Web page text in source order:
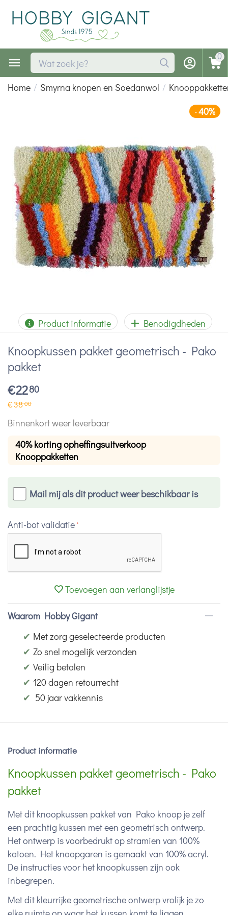
0
Home / Smyrna knopen en Soedanwol /
-40%
Product informatie Benodigdheden
Knoopkussen pakket geometrisch - Pako
pakket
€2280
€3800
Binnenkort weer leverbaar
40% korting opheffingsuitverkoop
Knooppakketten
Mail mij als dit product weer beschikbaar is
Anti-bot validatie
Toevoegen aan verlanglijstje
Waarom Hobby Gigant
✔ Met zorg geselecteerde producten
✔ Zo snel mogelijk verzonden
✔ Veilig betalen
✔ 120 dagen retourrecht
✔ 50 jaar vakkennis
Product informatie
Knoopkussen pakket geometrisch - Pako
pakket
Met dit knoopkussen pakket van Pako knoop je zelf
een prachtig kussen met een geometrisch ontwerp.
Het ontwerp is voorbedrukt op stramien van 100%
katoen. Het knoopgaren is gemaakt van 100% acryl.
De instructies voor het knoopkussen zijn ook
inbegrepen.
Met dit kleurrijke geometrische ontwerp vrolijk je zo